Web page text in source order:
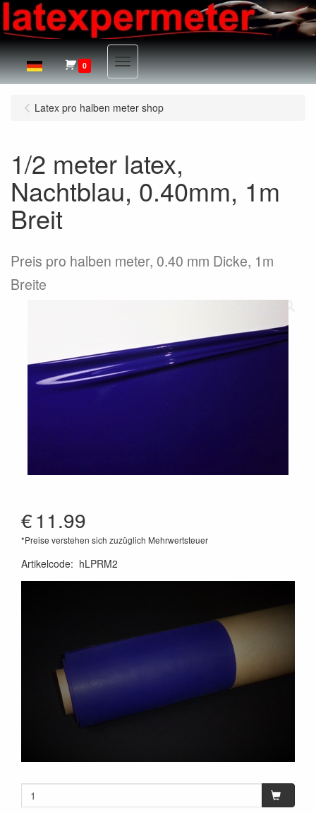
0 Menu
Latex pro halben meter shop
1/2 meter latex,
Nachtblau, 0.40mm, 1m
Breit
Preis pro halben meter, 0.40 mm Dicke, 1m
Breite
€11.99
*Preise verstehen sich zuzüglich Mehrwertsteuer
Artikelcode: hLPRM2